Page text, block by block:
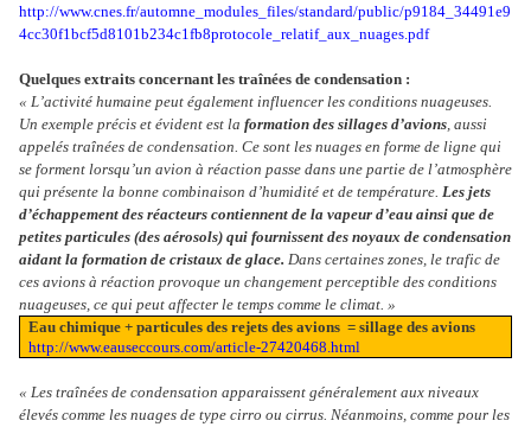
http://www.cnes.fr/automne_modules_files/standard/public/p9184_34491e9
4cc30f1bcf5d8101b234c1fb8protocole_relatif_aux_nuages.pdf
Quelques extraits concernant les traînées de condensation :
« L’activité humaine peut également influencer les conditions nuageuses.
Un exemple précis et évident est la formation des sillages d’avions, aussi
appelés traînées de condensation. Ce sont les nuages en forme de ligne qui
se forment lorsqu’un avion à réaction passe dans une partie de l’atmosphère
qui présente la bonne combinaison d’humidité et de température. Les jets
d’échappement des réacteurs contiennent de la vapeur d’eau ainsi que de
petites particules (des aérosols) qui fournissent des noyaux de condensation
aidant la formation de cristaux de glace. Dans certaines zones, le trafic de
ces avions à réaction provoque un changement perceptible des conditions
nuageuses, ce qui peut affecter le temps comme le climat. »
Eau chimique + particules des rejets des avions = sillage des avions
http://www.eauseccours.com/article-27420468.html
« Les traînées de condensation apparaissent généralement aux niveaux
élevés comme les nuages de type cirro ou cirrus. Néanmoins, comme pour les